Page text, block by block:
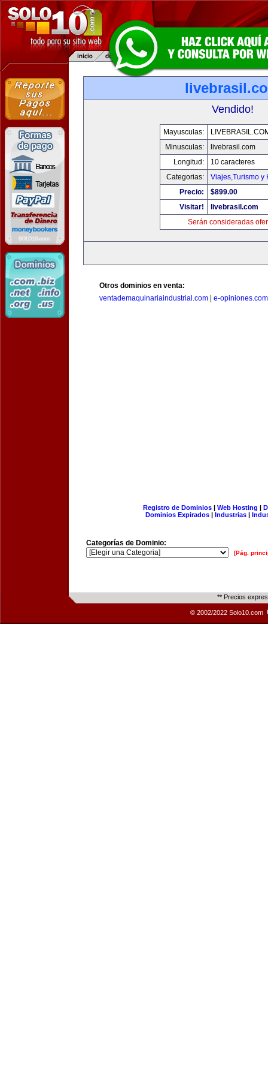
Vendido!
Mayusculas:
Minusculas:
livebrasil.com
Longitud:
10 caracteres
Categorias:
Viajes,Turismo y
Precio:
$899.00
Visitar!
livebrasil.com
Serán consideradas
Otros dominios en venta:
ventademaquinariaindustrial.com
e-opiniones.com
Registro de Dominios| Web Hosting |
Dominios Expirados | Industrias |
Categorías de Dominio:
[Pág.
** Precios
© 2002/2022 Solo10.com